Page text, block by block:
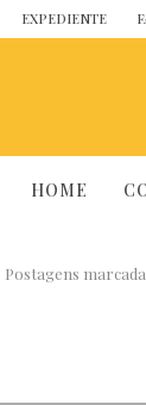
EXPEDIENTE
HOME
Postagens